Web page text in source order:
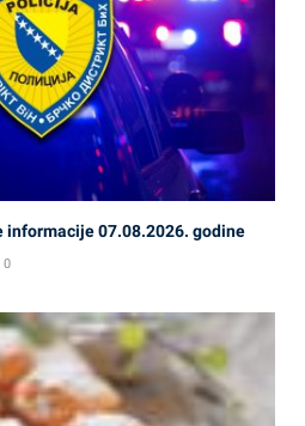
informacije 07.08.2026. godine
0